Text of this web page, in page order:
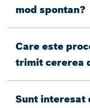
mod spontan?
Care este
trimit cererea
Sunt interesat